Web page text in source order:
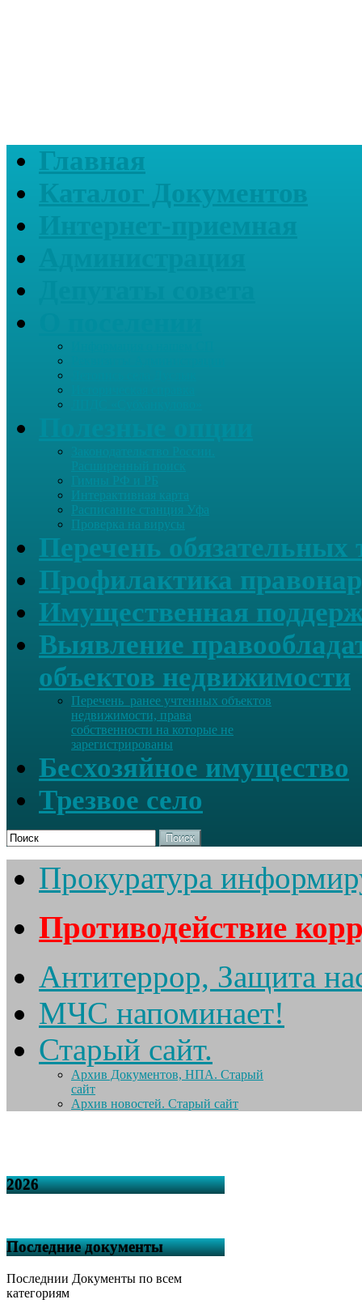
Главная
Каталог Документов
Интерактивная карта
Расписание станция Уфа
Проверка на вирусы
Перечень обязательных
Профилактика
Имущественная
Выявление
объектов недвижимости
Перечень ранее учтенных объектов
недвижимости, права
собственности на которые не
зарегистрированы
Бесхозяйное имущество
Трезвое село
Поиск
Прокуратура
Противодействие
Антитеррор, Защита
МЧС напоминает!
Старый сайт.
Архив Документов, НПА. Старый
сайт
Архив новостей. Старый сайт
2026
Последние документы
Последнии Документы по всем
категориям